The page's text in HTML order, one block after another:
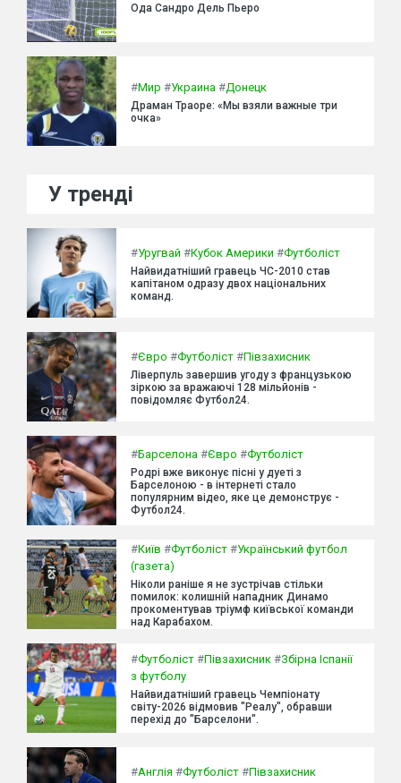
Ода Сандро Дель Пьеро
#Мир #Украина #Донецк
Драман Траоре: «Мы взяли важные три
очка»
У тренді
#Уругвай #Кубок Америки #Футболіст
Найвидатніший гравець ЧС-2010 став
капітаном одразу двох національних
команд.
#Євро #Футболіст #Півзахисник
Ліверпуль завершив угоду з французькою
зіркою за вражаючі 128 мільйонів -
повідомляє Футбол24.
#Барселона #Євро #Футболіст
Родрі вже виконує пісні у дуеті з
Барселоною - в інтернеті стало
популярним відео, яке це демонструє -
Футбол24.
#Київ #Футболіст #Український футбол
(газета)
Ніколи раніше я не зустрічав стільки
помилок: колишній нападник Динамо
прокоментував тріумф київської команди
над Карабахом.
#Футболіст #Півзахисник #Збірна Іспанії
з футболу
Найвидатніший гравець Чемпіонату
світу-2026 відмовив "Реалу", обравши
перехід до "Барселони".
#Англія #Футболіст #Півзахисник